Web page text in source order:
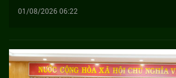
01/08/2026 06:22